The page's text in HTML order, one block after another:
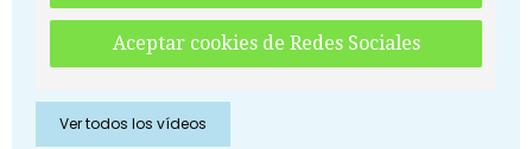
Aceptar cookies de Redes Sociales
Ver todos los vídeos